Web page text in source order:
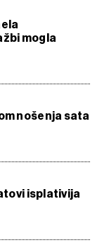
mogla
nošenja sata
isplativija